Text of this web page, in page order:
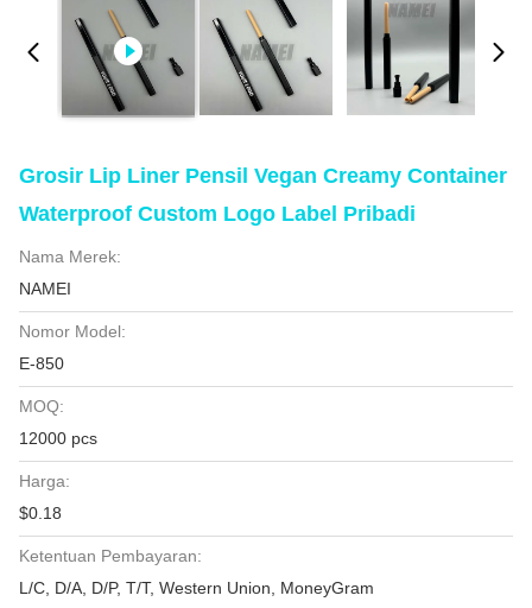
Grosir Lip Liner Pensil Vegan Creamy Container
Waterproof Custom Logo Label Pribadi
Nama Merek:
NAMEI
Nomor Model:
E-850
MOQ:
12000 pcs
Harga:
$0.18
Ketentuan Pembayaran:
L/C, D/A, D/P, T/T, Western Union, MoneyGram